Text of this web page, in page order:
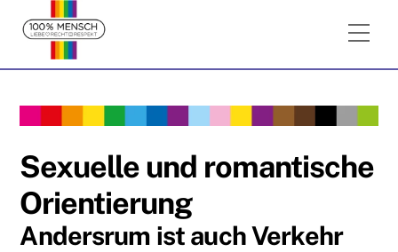
content
Sexuelle und romantische
Orientierung
Andersrum ist auch Verkehr